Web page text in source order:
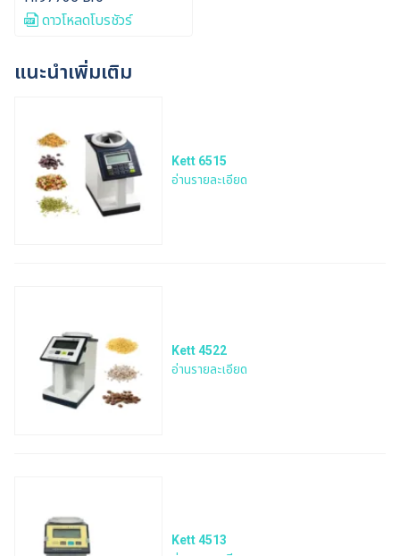
ดาวโหลดโบรชัวร์
แนะนำเพิ่มเติม
Kett 6515
อ่านรายละเอียด
Kett 4522
อ่านรายละเอียด
Kett 4513